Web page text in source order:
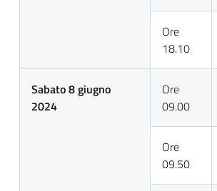
Ore
18.10
Sabato 8 giugno
2024
Ore
09.00
Ore
09.50